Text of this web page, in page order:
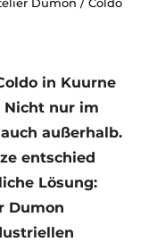
in Kuurne
Nicht nur im
außerhalb.
entschied
Lösung:
Dumon